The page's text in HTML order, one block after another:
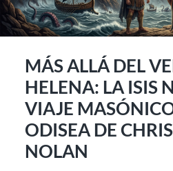
MÁS ALLÁ DEL
HELENA: LA ISIS
VIAJE
ODISEA DE
NOLAN